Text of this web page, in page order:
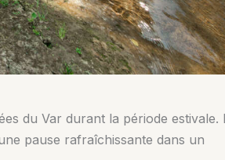
du Var durant la période estivale.
pause rafraîchissante dans un